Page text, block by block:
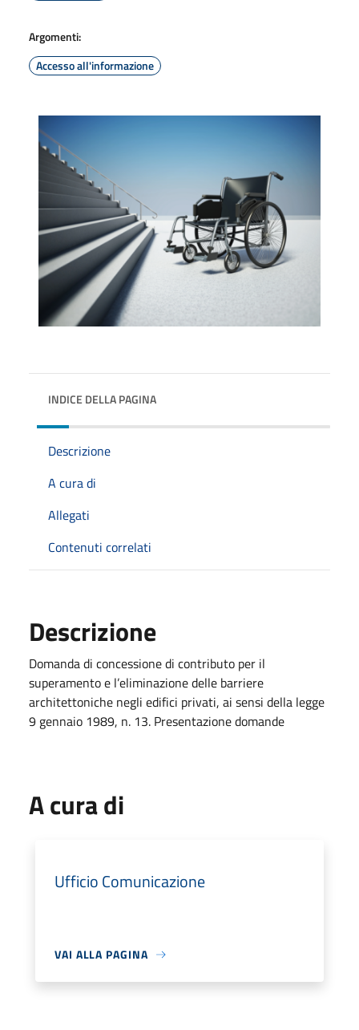
Argomenti:
Accesso all'informazione
INDICE DELLA PAGINA
Descrizione
A cura di
Allegati
Contenuti correlati
Descrizione
Domanda di concessione di contributo per il
superamento e l’eliminazione delle barriere
architettoniche negli edifici privati, ai sensi della legge
9 gennaio 1989, n. 13. Presentazione domande
A cura di
Ufficio Comunicazione
VAI ALLA PAGINA